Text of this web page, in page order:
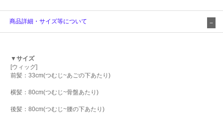
商品詳細・サイズ等について
▼サイズ
[ウィッグ]
前髪：33cm(つむじ~あごの下あたり)
横髪：80cm(つむじ~骨盤あたり)
後髪：80cm(つむじ~腰の下あたり)